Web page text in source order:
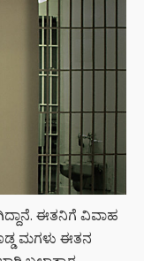
ಈತನಿಗೆ ವಿವಾಹ
ಮಗಳು ಈತನ